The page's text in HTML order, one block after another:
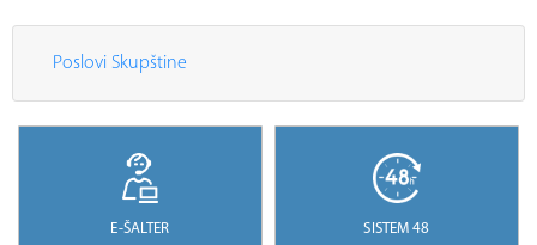
E-ŠALTER SISTEM 48
Poslovi Skupštine